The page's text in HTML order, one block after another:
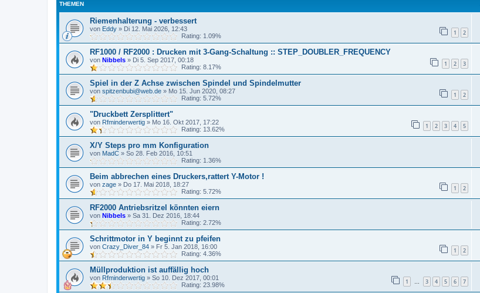
THEMEN
Riemenhalterung - verbessert
von Eddy » Di 12. Mai 2026, 12:43 1 2
Rating: 1.09%
RF1000 / RF2000 : Drucken mit 3-Gang-Schaltung :: STEP_DOUBLER_FREQUENCY
von Nibbels » Di 5. Sep 2017, 00:18 1 2 3
Rating: 8.17%
Spiel in der Z Achse zwischen Spindel und Spindelmutter
von spitzenbubi@web.de » Mo 15. Jun 2020, 08:27 1 2
Rating: 5.72%
"Druckbett Zersplittert"
von Rfminderwertig » Mo 16. Okt 2017, 17:22 1 2 3 4 5
Rating: 13.62%
X/Y Steps pro mm Konfiguration
von MadC » So 28. Feb 2016, 10:51
Rating: 1.36%
Beim abbrechen eines Druckers,rattert Y-Motor !
von zage » Do 17. Mai 2018, 18:27 1 2
Rating: 5.72%
RF2000 Antriebsritzel könnten eiern
von Nibbels » Sa 31. Dez 2016, 18:44
Rating: 2.72%
Schrittmotor in Y beginnt zu pfeifen
von Crazy_Diver_84 » Fr 5. Jan 2018, 16:00 1 2
Rating: 4.36%
Müllproduktion ist auffällig hoch
von Rfminderwertig » So 10. Dez 2017, 00:01 1 … 3 4 5 6 7
Rating: 23.98%